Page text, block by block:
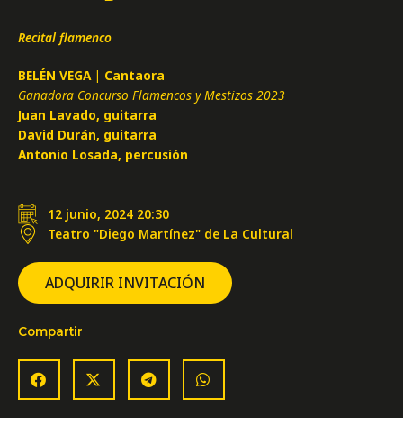
Recital flamenco
BELÉN VEGA | Cantaora
Ganadora Concurso Flamencos y Mestizos 2023
Juan Lavado, guitarra
David Durán, guitarra
Antonio Losada, percusión
12 junio, 2024 20:30
Teatro "Diego Martínez" de La Cultural
ADQUIRIR INVITACIÓN
Compartir